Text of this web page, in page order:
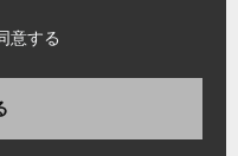
意する